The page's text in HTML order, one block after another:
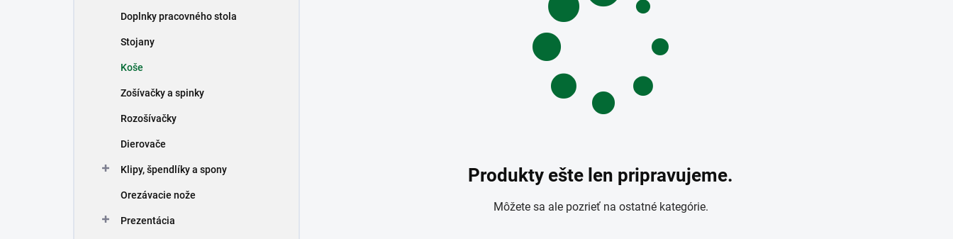
Doplnky pracovného stola
Stojany
Koše
Zošívačky a spinky
Rozošívačky
Dierovače
Klipy, špendlíky a spony
Orezávacie nože
Prezentácia
Produkty ešte len pripravujeme.
Môžete sa ale pozrieť na ostatné kategórie.